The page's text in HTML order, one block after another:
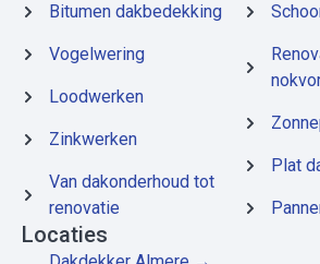
Bitumen dakbedekking
Vogelwering
Loodwerken
Zinkwerken
Van dakonderhoud tot
renovatie
Plat
Locaties